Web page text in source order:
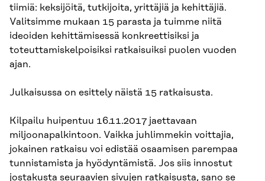
tiimiä: keksijöitä, tutkijoita, yrittäjiä ja kehittäjiä.
Valitsimme mukaan 15 parasta ja tuimme niitä
ideoiden kehittämisessä konkreettisiksi ja
toteuttamiskelpoisiksi ratkaisuiksi puolen vuoden
ajan.
Julkaisussa on esittely näistä 15 ratkaisusta.
Kilpailu huipentuu 16.11.2017 jaettavaan
miljoonapalkintoon. Vaikka juhlimmekin voittajia,
jokainen ratkaisu voi edistää osaamisen parempaa
tunnistamista ja hyödyntämistä. Jos siis innostut
jostakusta seuraavien sivujen ratkaisusta, sano se